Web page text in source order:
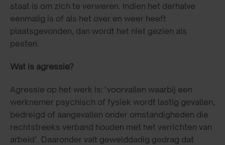
staat is om zich te verweren. Indien het derhalve
eenmalig is of als het over en weer heeft
plaatsgevonden, dan wordt het niet gezien als
pesten.
Wat is agressie?
Agressie op het werk is: ‘voorvallen waarbij een
werknemer psychisch of fysiek wordt lastig gevallen,
bedreigd of aangevallen onder omstandigheden die
rechtstreeks verband houden met het verrichten van
arbeid’. Daaronder valt gewelddadig gedrag dat